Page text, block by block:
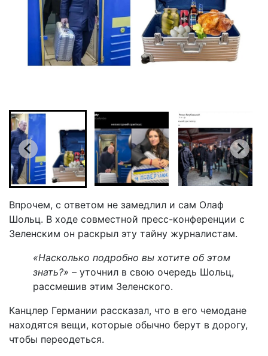
Впрочем, с ответом не замедлил и сам Олаф
Шольц. В ходе совместной пресс-конференции с
Зеленским он раскрыл эту тайну журналистам.
«Насколько подробно вы хотите об этом
знать?» – уточнил в свою очередь Шольц,
рассмешив этим Зеленского.
Канцлер Германии рассказал, что в его чемодане
находятся вещи, которые обычно берут в дорогу,
чтобы переодеться.